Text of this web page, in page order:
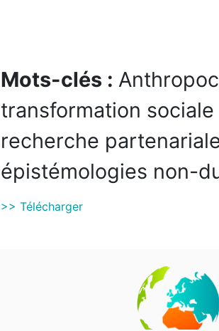
Mots-clés :
transformation
recherche
épistémologies non-
>> Télécharger